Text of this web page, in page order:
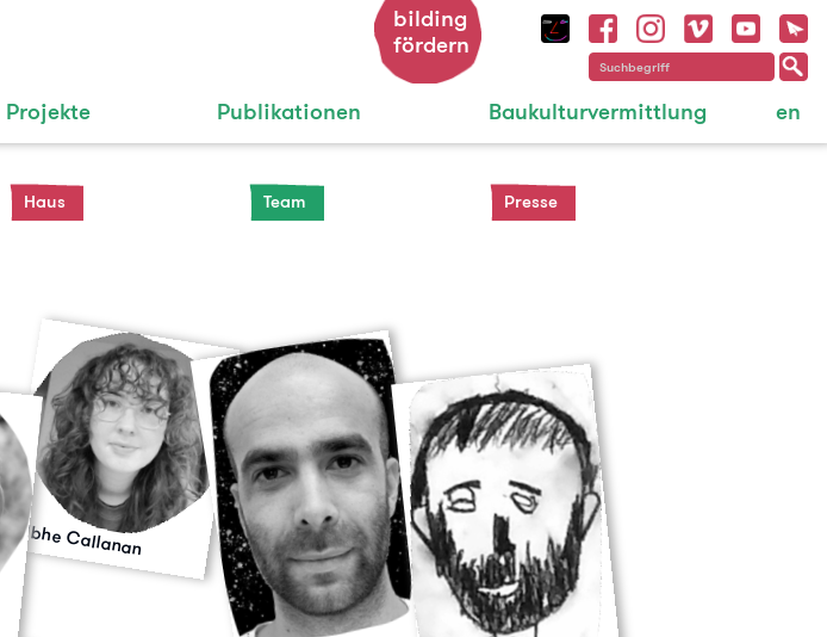
Projekte Publikationen Baukulturvermittlung en
bilding
fördern
Haus Team Presse
Ailbhe Callanan